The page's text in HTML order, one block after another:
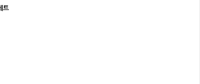
트